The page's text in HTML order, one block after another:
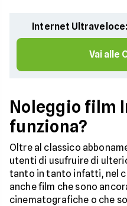
Internet
Vai alle
Noleggio film
funziona?
Oltre al classico
utenti di usufruire di
tanto in tanto infatti, nel
anche film che sono
cinematografiche o che